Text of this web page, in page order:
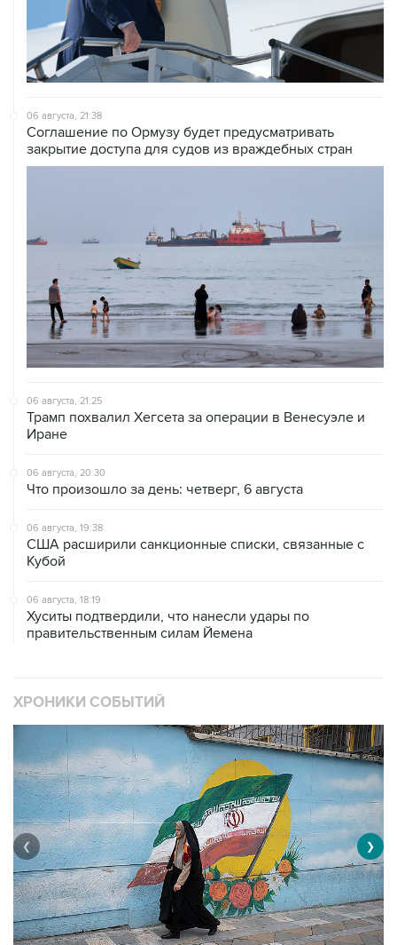
06 августа, 21:38
Соглашение по Ормузу будет предусматривать
закрытие доступа для судов из враждебных стран
06 августа, 21:25
Трамп похвалил Хегсета за операции в Венесуэле и
Иране
06 августа, 20:30
Что произошло за день: четверг, 6 августа
06 августа, 19:38
США расширили санкционные списки, связанные с
Кубой
06 августа, 18:19
Хуситы подтвердили, что нанесли удары по
правительственным силам Йемена
ХРОНИКИ СОБЫТИЙ
❮ ❯